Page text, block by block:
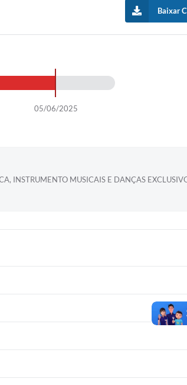
Baixar
05/06/2025
INSTRUMENTO MUSICAIS E DANÇAS